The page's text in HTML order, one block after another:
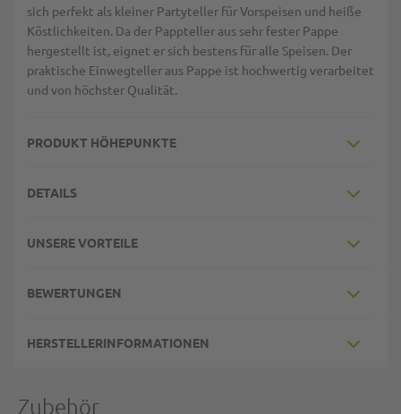
sich perfekt als kleiner Partyteller für Vorspeisen und heiße
Köstlichkeiten. Da der Pappteller aus sehr fester Pappe
hergestellt ist, eignet er sich bestens für alle Speisen. Der
praktische Einwegteller aus Pappe ist hochwertig verarbeitet
und von höchster Qualität.
PRODUKT HÖHEPUNKTE
DETAILS
UNSERE VORTEILE
BEWERTUNGEN
HERSTELLERINFORMATIONEN
Zubehör